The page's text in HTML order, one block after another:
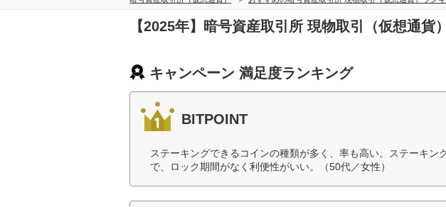
【2025年】暗号資産取引所 現物取引（仮想通
キャンペーン 満足度ランキング
BITPOINT
ステーキングできるコインの種類が多く、率も高い。ステーキン
で、ロック期間がなく利便性がいい。（50代／女性）